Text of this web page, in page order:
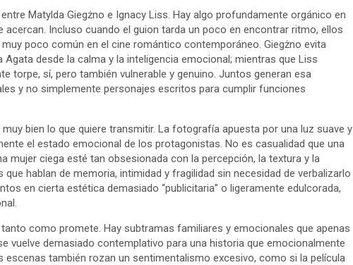
Matylda Giegżno e Ignacy Liss. Hay algo profundamente orgánico en
acercan. Incluso cuando el guion tarda un poco en encontrar ritmo, ellos
poco común en el cine romántico contemporáneo. Giegżno evita
desde la calma y la inteligencia emocional; mientras que Liss
torpe, sí, pero también vulnerable y genuino. Juntos generan esa
y no simplemente personajes escritos para cumplir funciones
bien lo que quiere transmitir. La fotografía apuesta por una luz suave y
el estado emocional de los protagonistas. No es casualidad que una
mujer ciega esté tan obsesionada con la percepción, la textura y la
hablan de memoria, intimidad y fragilidad sin necesidad de verbalizarlo
en cierta estética demasiado “publicitaria” o ligeramente edulcorada,
como promete. Hay subtramas familiares y emocionales que apenas
vuelve demasiado contemplativo para una historia que emocionalmente
también rozan un sentimentalismo excesivo, como si la película